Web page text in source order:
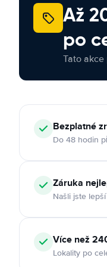
Až
po
Tato akce
Bezplatné
Do 48 hodin
Záruka
Našli jste
Více než
Lokality po